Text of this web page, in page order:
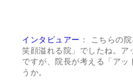
インタビュアー ： こちらの
笑顔溢れる院」でしたね。
ですが、院長が考える「アッ
うか。